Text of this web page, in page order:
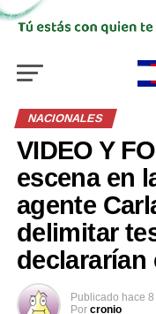
NACIONALES
VIDEO Y
escena en
agente
delimitar
declararían
Publicado hace
Por cronio